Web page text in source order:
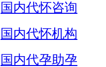
国内代怀咨询
国内代怀机构
国内代孕助孕